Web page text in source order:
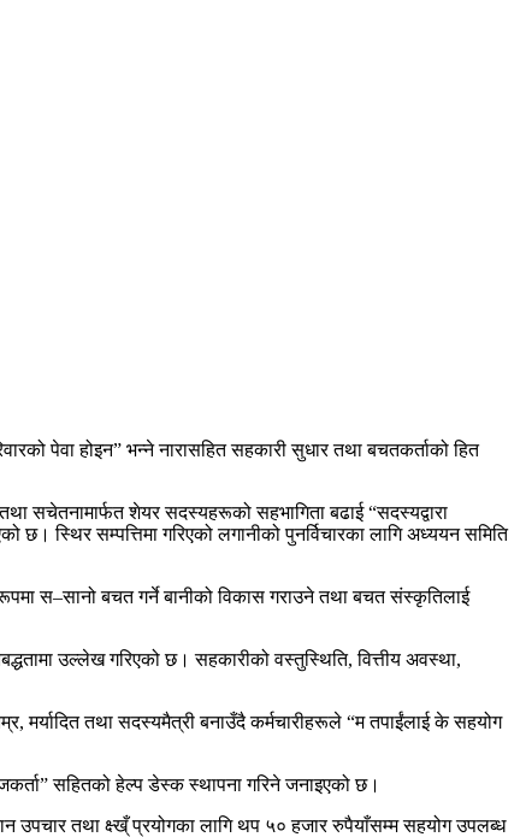
पेवा होइन” भन्ने नारासहित सहकारी सुधार तथा बचतकर्ताको हित
सचेतनामार्फत शेयर सदस्यहरूको सहभागिता बढाई “सदस्यद्वारा
स्थिर सम्पत्तिमा गरिएको लगानीको पुनर्विचारका लागि अध्ययन समिति
स–सानो बचत गर्ने बानीको विकास गराउने तथा बचत संस्कृतिलाई
उल्लेख गरिएको छ। सहकारीको वस्तुस्थिति, वित्तीय अवस्था,
मर्यादित तथा सदस्यमैत्री बनाउँदै कर्मचारीहरूले “म तपाईंलाई के सहयोग
सहितको हेल्प डेस्क स्थापना गरिने जनाइएको छ।
उपचार तथा क्ष्ख्ँ प्रयोगका लागि थप ५० हजार रुपैयाँसम्म सहयोग उपलब्ध